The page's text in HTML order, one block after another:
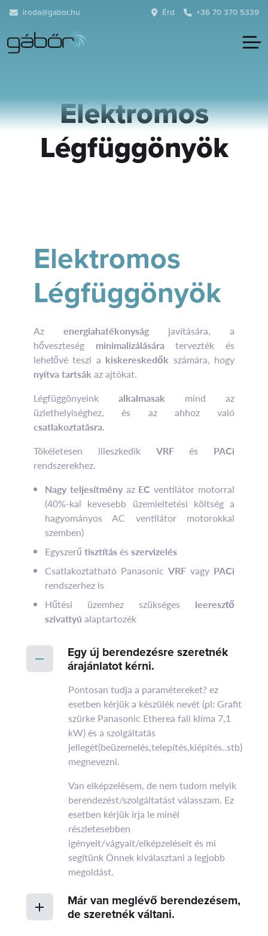
iroda@gabor.hu Érd +36 70 370 5339
Elektromos
Légfüggönyök
Elektromos
Légfüggönyök
Az energiahatékonyság javítására, a
hőveszteség minimalizálásáratervezték és
lehetővé teszi a kiskereskedők számára, hogy
nyitva tartsákaz ajtókat.
Légfüggönyeink alkalmasak mind az
üzlethelyiséghez, és az ahhoz való
csatlakoztatásra.
Tökéletesen illeszkedik VRFés PACi
rendszerekhez.
Nagy teljesítményaz ECventilátor motorral
(40%-kal kevesebb üzemieltetési költség a
hagyományos AC ventilátor motorokkal
szemben)
Egyszerűtisztításésszervizelés
Csatlakoztatható PanasonicVRFvagy PACi
rendszerhez is
Hűtési üzemhez szükséges leeresztő
szivattyú alaptartozék
Egy új berendezésre szeretnék
árajánlatot kérni.
Pontosan tudja a paramétereket? ez
esetben kérjük a készülék nevét (pl: Grafit
szürke Panasonic Etherea fali klíma 7,1
kW) és a szolgáltatás
jellegét(beüzemelés,telepítés,kiépítés..stb)
megnevezni.
Van elképzelésem, de nem tudom melyik
berendezést/szolgáltatást válasszam. Ez
esetben kérjük írja le minél
részletesebben
igényeit/vágyait/elképzeléseit és mi
segítünk Önnek kiválasztani a legjobb
megoldást.
Már van meglévő berendezésem,
de szeretnék váltani.